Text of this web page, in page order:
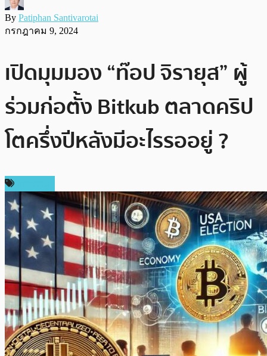
By Patiphan Santivarotai
กรกฎาคม 9, 2024
เปิดมุมมอง “ท๊อป จิรายุส” ผู้
ร่วมก่อตั้ง Bitkub ตลาดคริป
โตครึ่งปีหลังมีอะไรรออยู่ ?